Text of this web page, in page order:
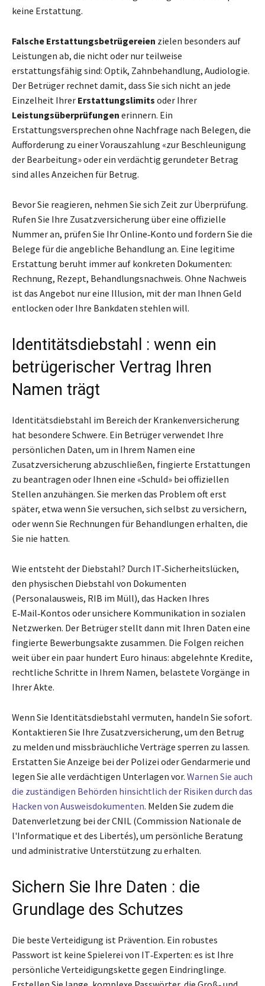
keine Erstattung.
Falsche Erstattungsbetrügereien zielen besonders auf
Leistungen ab, die nicht oder nur teilweise
erstattungsfähig sind: Optik, Zahnbehandlung, Audiologie.
Der Betrüger rechnet damit, dass Sie sich nicht an jede
Einzelheit Ihrer Erstattungslimits oder Ihrer
Leistungsüberprüfungen erinnern. Ein
Erstattungsversprechen ohne Nachfrage nach Belegen, die
Aufforderung zu einer Vorauszahlung «zur Beschleunigung
der Bearbeitung» oder ein verdächtig gerundeter Betrag
sind alles Anzeichen für Betrug.
Bevor Sie reagieren, nehmen Sie sich Zeit zur Überprüfung.
Rufen Sie Ihre Zusatzversicherung über eine offizielle
Nummer an, prüfen Sie Ihr Online‑Konto und fordern Sie die
Belege für die angebliche Behandlung an. Eine legitime
Erstattung beruht immer auf konkreten Dokumenten:
Rechnung, Rezept, Behandlungsnachweis. Ohne Nachweis
ist das Angebot nur eine Illusion, mit der man Ihnen Geld
entlocken oder Ihre Bankdaten stehlen will.
Identitätsdiebstahl : wenn ein
betrügerischer Vertrag Ihren
Namen trägt
Identitätsdiebstahl im Bereich der Krankenversicherung
hat besondere Schwere. Ein Betrüger verwendet Ihre
persönlichen Daten, um in Ihrem Namen eine
Zusatzversicherung abzuschließen, fingierte Erstattungen
zu beantragen oder Ihnen eine «Schuld» bei offiziellen
Stellen anzuhängen. Sie merken das Problem oft erst
später, etwa wenn Sie versuchen, sich selbst zu versichern,
oder wenn Sie Rechnungen für Behandlungen erhalten, die
Sie nie hatten.
Wie entsteht der Diebstahl? Durch IT‑Sicherheitslücken,
den physischen Diebstahl von Dokumenten
(Personalausweis, RIB im Müll), das Hacken Ihres
E‑Mail‑Kontos oder unsichere Kommunikation in sozialen
Netzwerken. Der Betrüger stellt dann mit Ihren Daten eine
fingierte Bewerbungsakte zusammen. Die Folgen reichen
weit über ein paar hundert Euro hinaus: abgelehnte Kredite,
rechtliche Schritte in Ihrem Namen, belastete Vorgänge in
Ihrer Akte.
Wenn Sie Identitätsdiebstahl vermuten, handeln Sie sofort.
Kontaktieren Sie Ihre Zusatzversicherung, um den Betrug
zu melden und missbräuchliche Verträge sperren zu lassen.
Erstatten Sie Anzeige bei der Polizei oder Gendarmerie und
legen Sie alle verdächtigen Unterlagen vor. Warnen Sie auch
die zuständigen Behörden hinsichtlich der Risiken durch das
Hacken von Ausweisdokumenten. Melden Sie zudem die
Datenverletzung bei der CNIL (Commission Nationale de
l'Informatique et des Libertés), um persönliche Beratung
und administrative Unterstützung zu erhalten.
Sichern Sie Ihre Daten : die
Grundlage des Schutzes
Die beste Verteidigung ist Prävention. Ein robustes
Passwort ist keine Spielerei von IT‑Experten: es ist Ihre
persönliche Verteidigungskette gegen Eindringlinge.